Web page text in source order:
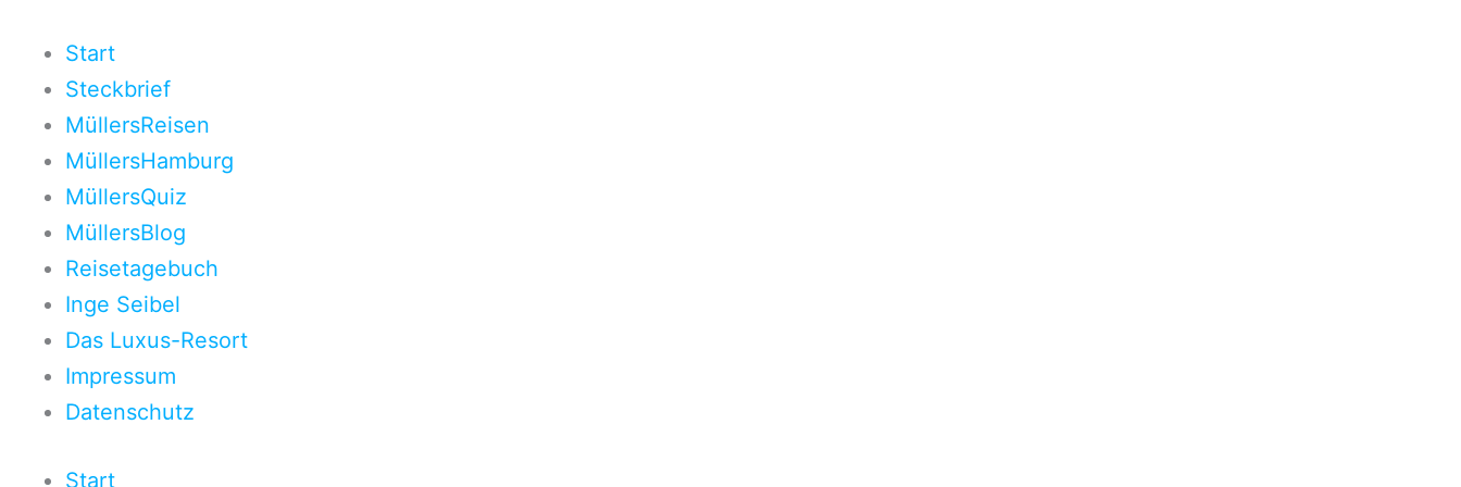
Inhalt
springen
Start
Steckbrief
MüllersReisen
MüllersHamburg
MüllersQuiz
MüllersBlog
Reisetagebuch
Inge Seibel
Das Luxus-Resort
Impressum
Datenschutz
Start